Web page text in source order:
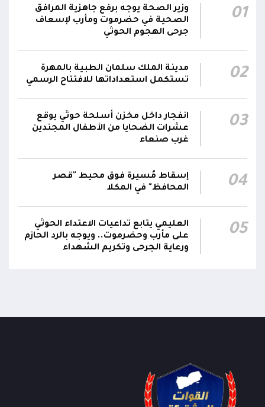
01:13
دائمة لمتابعة التطورات الميدانية والأمنية واتخاذ ما
يلزم من إجراءات بصورة عاجلة ومستمرة بما
يضمن سرعة الاستجابة للتصعيد الحوثي والتعامل
أقر #مجلس_الدفاع_الوطني جملة من القرارات
والتوجيهات الهادفة إلى رفع مستوى الجاهزية
العسكرية والأمنية والدفاع المدني وتعزيز التنسيق
بين مؤسسات الدولة وحماية المدنيين والمنشآت
الحيوية وضمان التنفيذ الفوري للإجراءات الكفيلة
بالرد الحازم على الاعتداءات الحوثية
أشاد #مجلس_الدفاع_الوطني بالدور السعودي في
حماية أمن المنطقة وممراتها المائية وتعزيز
01
وزير الصحة يوجه برفع جاهزية المرافق
الصحية في حضرموت ومأرب لإسعاف
جرحى الهجوم الحوثي
02
مدينة الملك سلمان الطبية بالمهرة
تستكمل استعداداتها للافتتاح الرسمي
03
انفجار داخل مخزن أسلحة حوثي يوقع
عشرات الضحايا من الأطفال المجندين
غرب صنعاء
04
إسقاط مُسيرة فوق محيط "قصر
المحافظ" في المكلا
05
العليمي يتابع تداعيات الاعتداء الحوثي
على مأرب وحضرموت.. ويوجه بالرد الحازم
ورعاية الجرحى وتكريم الشهداء